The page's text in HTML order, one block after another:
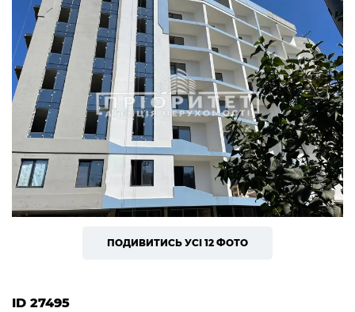
ПОДИВИТИСЬ УСІ 12 ФОТО
ID 27495